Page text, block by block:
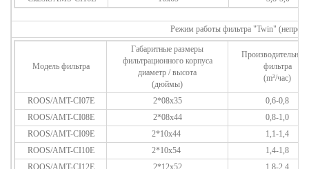
Режим работы фильтра "Twin"
Модель фильтра
Габаритные размеры
фильтрационного корпуса
диаметр / высота
(дюймы)
фильтра
(m³/час)
ROOS/AMT-CI07E 2*08x35
0,6-0,8
ROOS/AMT-CI08E
2*08x44
0,8-1,0
ROOS/AMT-CI09E
2*10x44
1,1-1,4
ROOS/AMT-CI10E
2*10x54
1,4-1,8